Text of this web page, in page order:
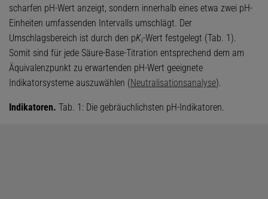
scharfen pH-Wert anzeigt, sondern innerhalb eines etwa zwei pH-
Einheiten umfassenden Intervalls umschlägt. Der
Umschlagsbereich ist durch den pKi-Wert festgelegt (Tab. 1).
Somit sind für jede Säure-Base-Titration entsprechend dem am
Äquivalenzpunkt zu erwartenden pH-Wert geeignete
Indikatorsysteme auszuwählen (Neutralisationsanalyse).
Indikatoren. Tab. 1: Die gebräuchlichsten pH-Indikatoren.